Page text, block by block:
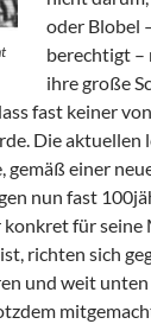
oder Blobel
berechtigt –
ihre große
fast keiner
Die aktuellen
gemäß einer
nun fast
konkret für
richten sich
und weit